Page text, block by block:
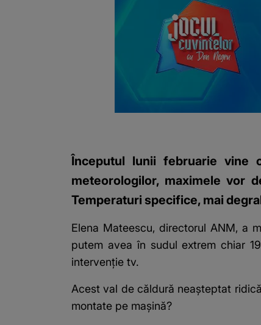
Începutul lunii februarie vine
meteorologilor, maximele vor
Temperaturi specifice, mai
Elena Mateescu, directorul ANM, a
putem avea în sudul extrem chiar
intervenție tv.
Acest val de căldură neașteptat
montate pe mașină?